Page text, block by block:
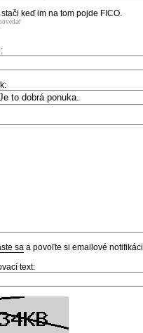
stači keď im na tom pojde FICO.
sa a povoľte si emailové
text: